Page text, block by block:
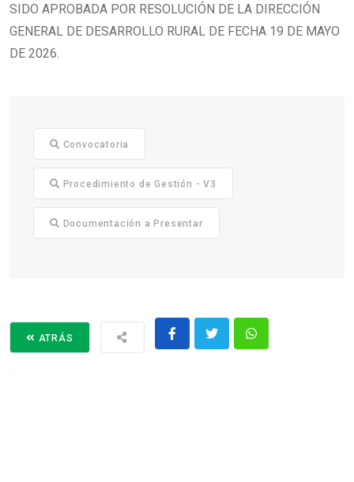
SIDO APROBADA POR RESOLUCIÓN DE LA DIRECCIÓN
GENERAL DE DESARROLLO RURAL DE FECHA 19 DE MAYO
DE 2026.
Convocatoria
Procedimiento de Gestión - V3
Documentación a Presentar
ATRÁS